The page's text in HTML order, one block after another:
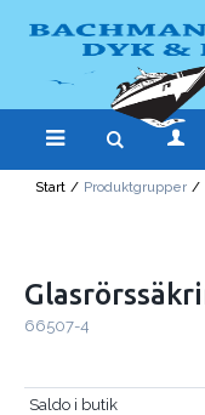
Start / Produktgrupper /
66507-4
Saldo i butik